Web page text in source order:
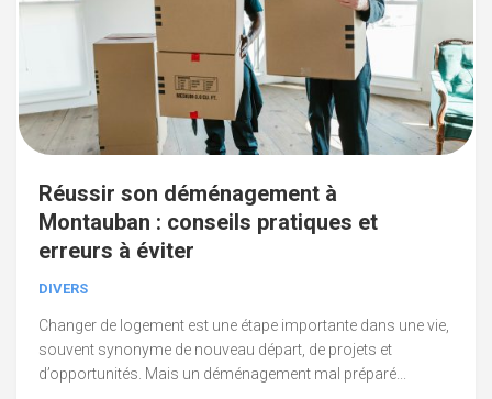
Réussir son déménagement à
Montauban : conseils pratiques et
erreurs à éviter
DIVERS
Changer de logement est une étape importante dans une vie,
souvent synonyme de nouveau départ, de projets et
d’opportunités. Mais un déménagement mal préparé...